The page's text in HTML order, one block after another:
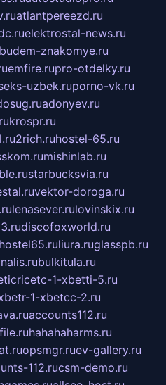
atlantpereezd.ru
elektrostal-news.ru
budem-znakomye.ru
emfire.rupro-otdelky.ru
uzbek.ruporno-vk.ru
adonyev.ru
krospr.ru
2rich.ruhostel-65.ru
mishinlab.ru
starbucksvia.ru
vektor-doroga.ru
lenasever.rulovinskix.ru
discofoxworld.ru
hostel65.ruliura.ruglasspb.ru
bulkitula.ru
1-xbetti-5.ru
1-xbetcc-2.ru
accounts112.ru
hahahaharms.ru
opsmgr.ruev-gallery.ru
112.rucsm-demo.ru